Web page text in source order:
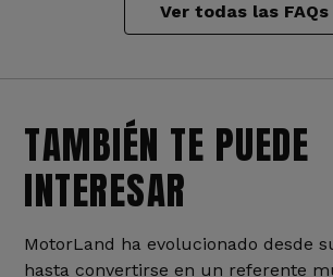
Ver todas las FAQs
TAMBIÉN TE PUEDE
INTERESAR
MotorLand ha evolucionado desde
hasta convertirse en un referente